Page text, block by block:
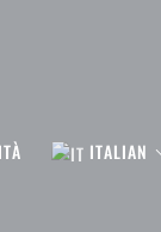
ITALIAN